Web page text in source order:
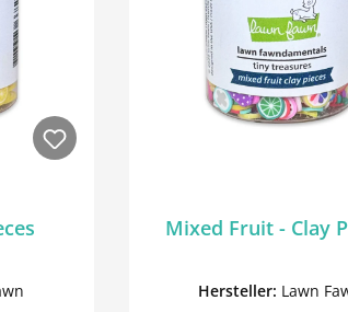
Mixed Fruit - Clay
Hersteller: Lawn